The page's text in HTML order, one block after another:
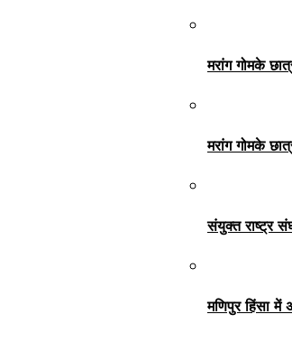
मरांग गोमके
मरांग गोमके
संयुक्त राष्ट्र
मणिपुर हिंसा